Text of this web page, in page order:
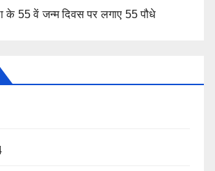
के 55 वें जन्म दिवस पर लगाए 55 पौधे